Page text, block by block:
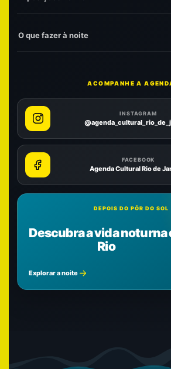
O que fazer à noite
ACOMPANHE A
INSTAGRAM
FACEBOOK
Agenda Cultural Rio de
DEPOIS DO PÔR DO SOL
Descubra a vida noturna
Rio
Explorar a noite